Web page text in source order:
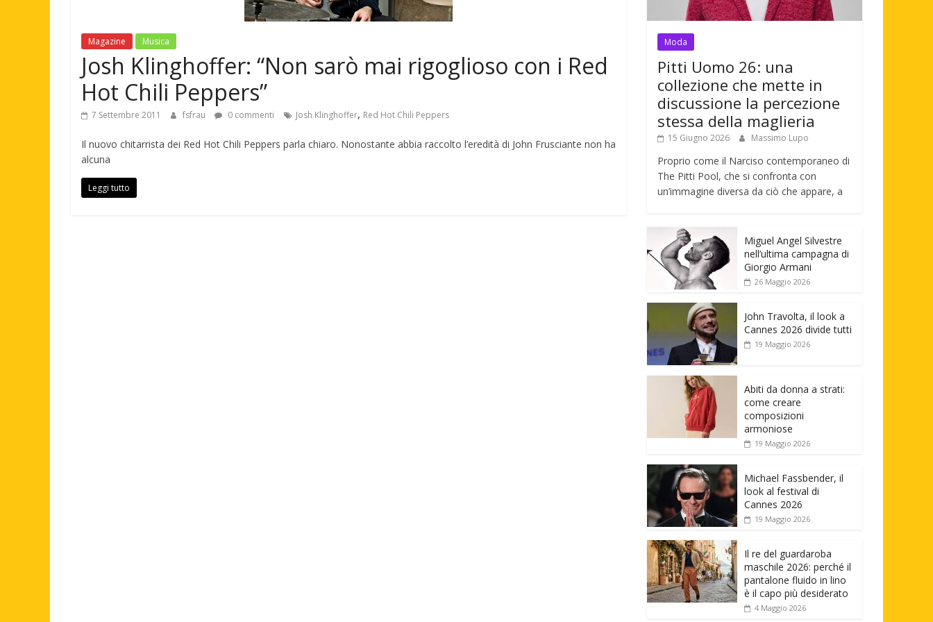
Magazine Musica
Josh Klinghoffer: “Non sarò mai rigoglioso con i Red
Hot Chili Peppers”
7 Settembre 2011 fsfrau 0 commenti Josh Klinghoffer, Red Hot Chili Peppers
Il nuovo chitarrista dei Red Hot Chili Peppers parla chiaro. Nonostante abbia raccolto l’eredità di John Frusciante non ha
alcuna
Leggi tutto
Moda
Pitti Uomo 26: una
collezione che mette in
discussione la percezione
stessa della maglieria
15 Giugno 2026 Massimo Lupo
Proprio come il Narciso contemporaneo di
The Pitti Pool, che si confronta con
un’immagine diversa da ciò che appare, a
Miguel Angel Silvestre
nell’ultima campagna di
Giorgio Armani
26 Maggio 2026
John Travolta, il look a
Cannes 2026 divide tutti
19 Maggio 2026
Abiti da donna a strati:
come creare
composizioni
armoniose
19 Maggio 2026
Michael Fassbender, il
look al festival di
Cannes 2026
19 Maggio 2026
Il re del guardaroba
maschile 2026: perché il
pantalone fluido in lino
è il capo più desiderato
4 Maggio 2026